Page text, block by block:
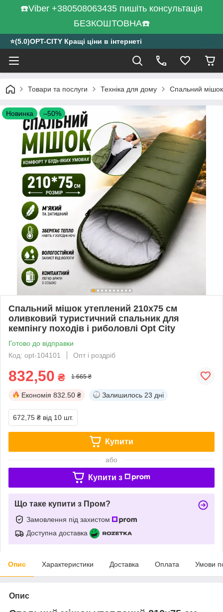
☎️Viber +380508063435 пишіть консультація
БЕЗКОШТОВНА☎️
⭐️(5.0)OPT-CITY Кращі ціни в інтернеті
Товари та послуги Техніка для дому Спальний мішок
Новинка –50%
Спальний мішок утеплений 210х75 см
оливковий туристичний спальник для
кемпінгу походів і риболовлі Opt City
Готово до відправки
Код: opt-104101
Опт і роздріб
832,50 ₴ 1 665 ₴
Економія 832.50 ₴ Залишилось 23 дні
672,75 ₴ від 10 шт.
Купити
або
Купити з
Що таке купити з Пром?
Замовлення під захистом
Доступна доставка
Опис Характеристики Доставка Оплата Умови
Опис